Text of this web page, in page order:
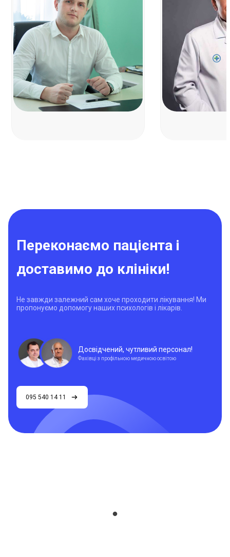
Переконаємо пацієнта і
доставимо до клініки!
Не завжди залежний сам хоче проходити лікування! Ми
пропонуємо допомогу наших психологів і лікарів.
Досвідчений, чутливий персонал!
Фахівці з профільною медичною освітою
095 540 14 11